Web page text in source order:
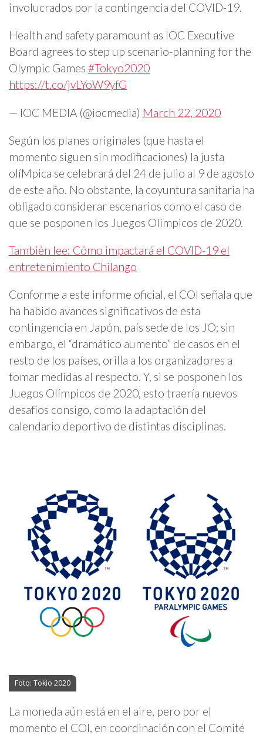
involucrados por la contingencia del COVID-19.
Health and safety paramount as IOC Executive
Board agrees to step up scenario-planning for the
Olympic Games #Tokyo2020
https://t.co/jvLYoW9yfG
— IOC MEDIA (@iocmedia) March 22, 2020
Según los planes originales (que hasta el
momento siguen sin modificaciones) la justa
olíMpica se celebrará del 24 de julio al 9 de agosto
de este año. No obstante, la coyuntura sanitaria ha
obligado considerar escenarios como el caso de
que se posponen los Juegos Olímpicos de 2020.
También lee: Cómo impactará el COVID-19 el
entretenimiento Chilango
Conforme a este informe oficial, el COI señala que
ha habido avances significativos de esta
contingencia en Japón, país sede de los JO; sin
embargo, el “dramático aumento” de casos en el
resto de los países, orilla a los organizadores a
tomar medidas al respecto. Y, si se posponen los
Juegos Olímpicos de 2020, esto traería nuevos
desafíos consigo, como la adaptación del
calendario deportivo de distintas disciplinas.
Foto: Tokio 2020
La moneda aún está en el aire, pero por el
momento el COI, en coordinación con el Comité